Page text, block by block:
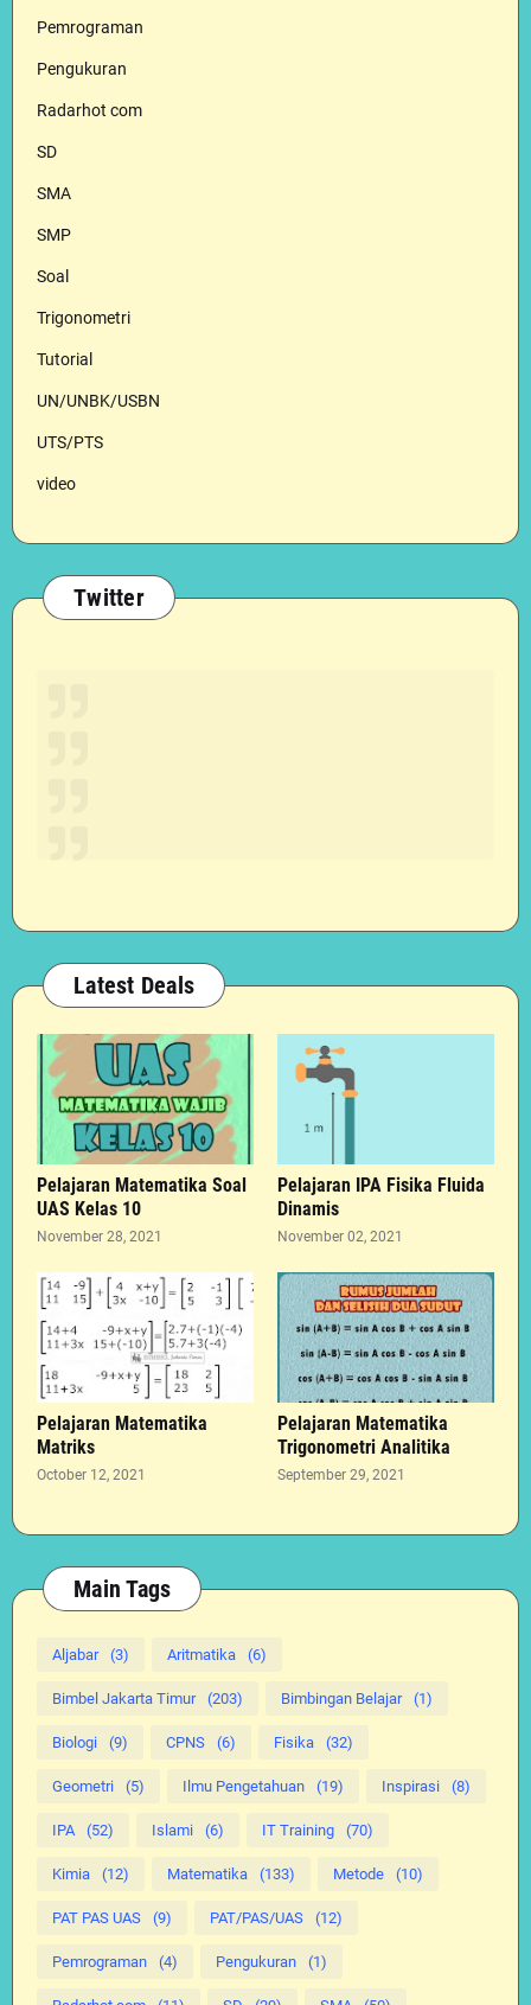
Pemrograman
Pengukuran
Radarhot com
SD
SMA
SMP
Soal
Trigonometri
Tutorial
UN/UNBK/USBN
UTS/PTS
video
Twitter
Latest Deals
Pelajaran Matematika Soal
UAS Kelas 10
November 28, 2021
Pelajaran IPA Fisika Fluida
Dinamis
November 02, 2021
Pelajaran Matematika
Matriks
October 12, 2021
Pelajaran Matematika
Trigonometri Analitika
September 29, 2021
Main Tags
Aljabar (3) Aritmatika (6)
Bimbel Jakarta Timur (203) Bimbingan Belajar (1)
Biologi (9) CPNS (6) Fisika (32)
Geometri (5) Ilmu Pengetahuan (19) Inspirasi (8)
IPA (52) Islami (6) IT Training (70)
Kimia (12) Matematika (133) Metode (10)
PAT PAS UAS (9) PAT/PAS/UAS (12)
Pemrograman (4) Pengukuran (1)